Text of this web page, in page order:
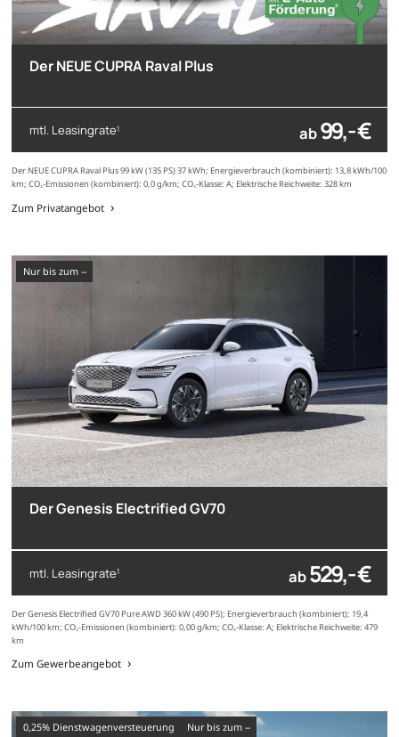
Der NEUE CUPRA Raval Plus
mtl. Leasingrate1 ab99,- €
Der NEUE CUPRA Raval Plus 99 kW (135 PS) 37 kWh; Energieverbrauch (kombiniert): 13,8 kWh/100
km; CO₂-Emissionen (kombiniert): 0,0 g/km; CO₂-Klasse: A; Elektrische Reichweite: 328 km
Zum Privatangebot
nur bis zum --
Der Genesis Electrified GV70
mtl. Leasingrate1 ab529,- €
Der Genesis Electrified GV70 Pure AWD 360 kW (490 PS); Energieverbrauch (kombiniert): 19,4
kWh/100 km; CO₂-Emissionen (kombiniert): 0,00 g/km; CO₂-Klasse: A; Elektrische Reichweite: 479
km
Zum Gewerbeangebot
0,25% Dienstwagenversteuerung nur bis zum --